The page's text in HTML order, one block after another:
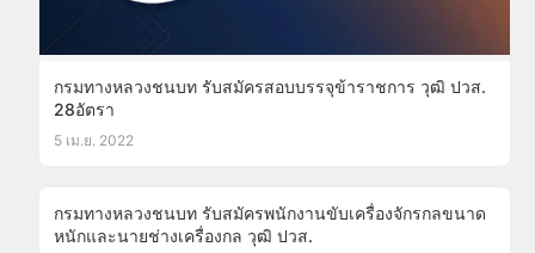
กรมทางหลวงชนบท รับสมัครสอบบรรจุข้าราชการ วุฒิ ปวส.
28อัตรา
5 เม.ย. 2022
กรมทางหลวงชนบท รับสมัครพนักงานขับเครื่องจักรกลขนาด
หนักและนายช่างเครื่องกล วุฒิ ปวส.